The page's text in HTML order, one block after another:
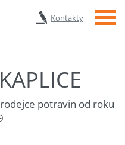
Kontakty Menu
potravin od roku